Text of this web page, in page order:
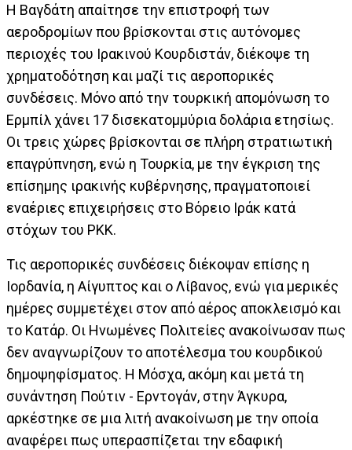
Η Βαγδάτη απαίτησε την επιστροφή των
αεροδρομίων που βρίσκονται στις αυτόνομες
περιοχές του Ιρακινού Κουρδιστάν, διέκοψε τη
χρηματοδότηση και μαζί τις αεροπορικές
συνδέσεις. Μόνο από την τουρκική απομόνωση το
Ερμπίλ χάνει 17 δισεκατομμύρια δολάρια ετησίως.
Οι τρεις χώρες βρίσκονται σε πλήρη στρατιωτική
επαγρύπνηση, ενώ η Τουρκία, με την έγκριση της
επίσημης ιρακινής κυβέρνησης, πραγματοποιεί
εναέριες επιχειρήσεις στο Βόρειο Ιράκ κατά
στόχων του ΡΚΚ.
Τις αεροπορικές συνδέσεις διέκοψαν επίσης η
Ιορδανία, η Αίγυπτος και ο Λίβανος, ενώ για μερικές
ημέρες συμμετέχει στον από αέρος αποκλεισμό και
το Κατάρ. Οι Ηνωμένες Πολιτείες ανακοίνωσαν πως
δεν αναγνωρίζουν το αποτέλεσμα του κουρδικού
δημοψηφίσματος. Η Μόσχα, ακόμη και μετά τη
συνάντηση Πούτιν - Ερντογάν, στην Άγκυρα,
αρκέστηκε σε μια λιτή ανακοίνωση με την οποία
αναφέρει πως υπερασπίζεται την εδαφική